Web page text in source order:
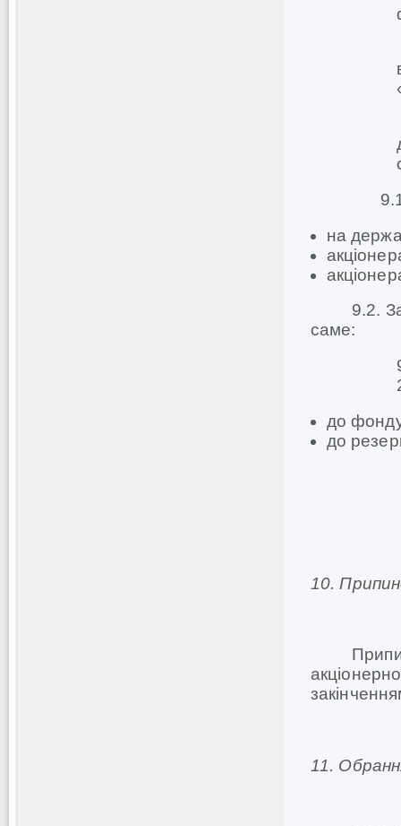
на
9.2.
саме:
до
до
10.
11.